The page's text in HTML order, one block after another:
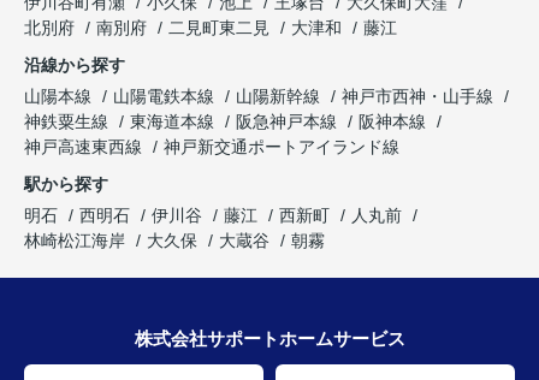
北別府
南別府 二見町東二見 大津和
藤江
沿線から探す
山陽本線
山陽電鉄本線 山陽新幹線
神戸市西神・山手線
神鉄粟生線
東海道本線 阪急神戸本線
阪神本線
神戸高速東西線
神戸新交通ポートアイランド線
駅から探す
明石
西明石 伊川谷 藤江 西新町
人丸前
林崎松江海岸
大久保 大蔵谷 朝霧
株式会社サポートホームサービス